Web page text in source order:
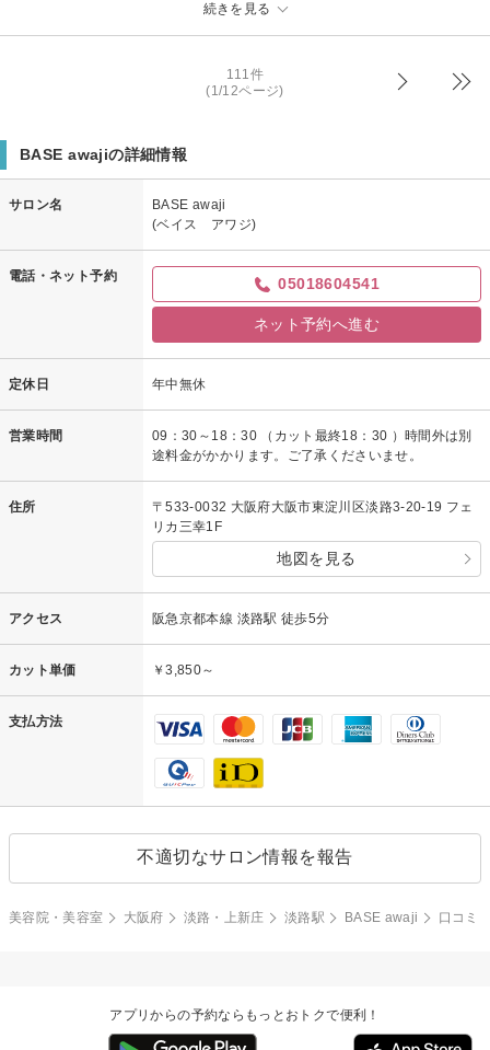
続きを見る
またのご来店を心よりお待ちしております！
111件
(1/12ページ)
BASE awajiの詳細情報
サロン名
BASE awaji
(ベイス アワジ)
電話・ネット予約 05018604541
ネット予約へ進む
定休日 年中無休
営業時間
09：30～18：30 （カット最終18：30 ）時間外は別
途料金がかかります。ご了承くださいませ。
住所
〒533-0032 大阪府大阪市東淀川区淡路3-20-19 フェ
リカ三幸1F
地図を見る
アクセス 阪急京都本線 淡路駅 徒歩5分
カット単価 ￥3,850～
支払方法
不適切なサロン情報を報告
美容院・美容室 大阪府 淡路・上新庄 淡路駅 BASE awaji 口コミ
アプリからの予約ならもっとおトクで便利！